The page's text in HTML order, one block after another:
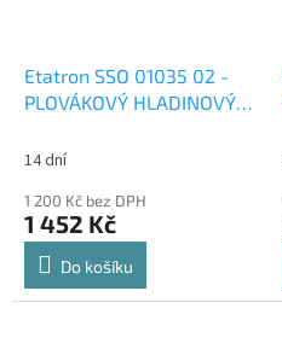
Etatron SSO 01035 02 -
PLOVÁKOVÝ HLADINOVÝ
14 dní
1 200 Kč bez DPH
1 452 Kč
Do košíku